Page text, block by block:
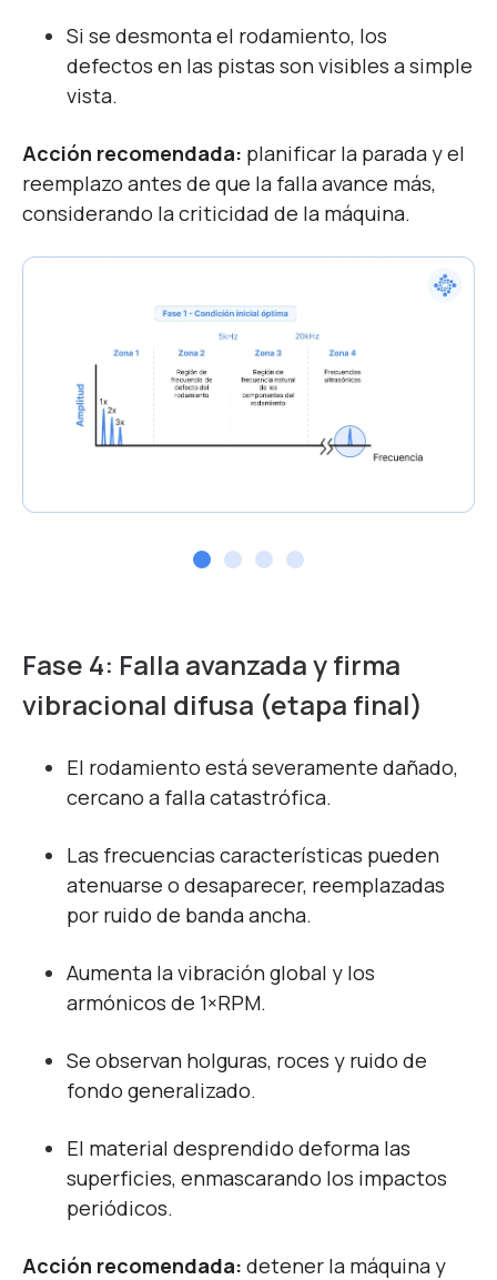
Si se desmonta el rodamiento, los
defectos en las pistas son visibles a simple
vista.
Acción recomendada: planificar la parada y el
reemplazo antes de que la falla avance más,
considerando la criticidad de la máquina.
Fase 4: Falla avanzada y firma
vibracional difusa (etapa final)
El rodamiento está severamente dañado,
cercano a falla catastrófica.
Las frecuencias características pueden
atenuarse o desaparecer, reemplazadas
por ruido de banda ancha.
Aumenta la vibración global y los
armónicos de 1×RPM.
Se observan holguras, roces y ruido de
fondo generalizado.
El material desprendido deforma las
superficies, enmascarando los impactos
periódicos.
Acción recomendada: detener la máquina y